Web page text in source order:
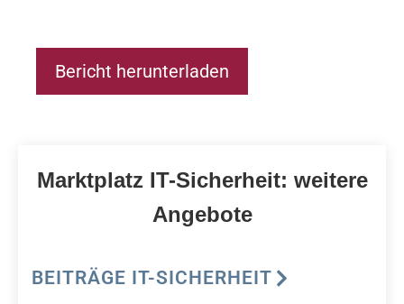
Bericht herunterladen
Marktplatz IT-Sicherheit: weitere
Angebote
BEITRÄGE IT-SICHERHEIT